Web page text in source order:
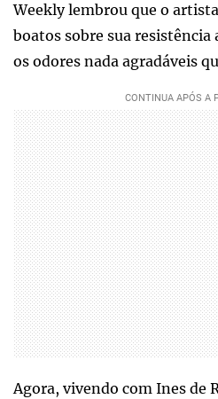
Weekly lembrou que o
boatos sobre sua resistência
os odores nada agradáveis
Agora, vivendo com Ines de